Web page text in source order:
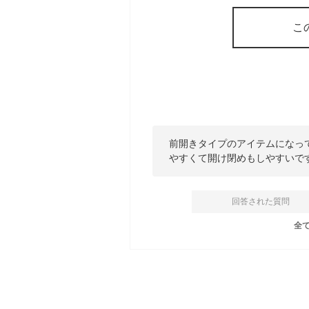
こ
前開きタイプのアイテムにな
やすくて開け閉めもしやすいで
回答された質問
全